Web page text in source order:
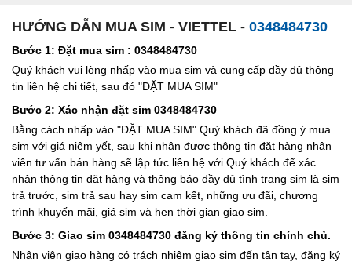
HƯỚNG DẪN MUA SIM - VIETTEL - 0348484730
Bước 1: Đặt mua sim : 0348484730
Quý khách vui lòng nhấp vào mua sim và cung cấp đầy đủ thông
tin liên hệ chi tiết, sau đó "ĐẶT MUA SIM"
Bước 2: Xác nhận đặt sim 0348484730
Bằng cách nhấp vào "ĐẶT MUA SIM" Quý khách đã đồng ý mua
sim với giá niêm yết, sau khi nhận được thông tin đặt hàng nhân
viên tư vấn bán hàng sẽ lập tức liên hệ với Quý khách để xác
nhận thông tin đặt hàng và thông báo đầy đủ tình trạng sim là sim
trả trước, sim trả sau hay sim cam kết, những ưu đãi, chương
trình khuyến mãi, giá sim và hẹn thời gian giao sim.
Bước 3: Giao sim 0348484730 đăng ký thông tin chính chủ.
Nhân viên giao hàng có trách nhiệm giao sim đến tận tay, đăng ký